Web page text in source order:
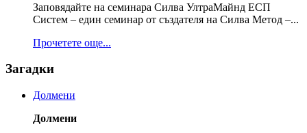
Заповядайте на семинара Силва УлтраМайнд ЕСП
Систем – един семинар от създателя на Силва Метод –...
Прочетете още...
Загадки
Долмени
Долмени